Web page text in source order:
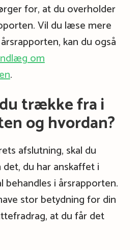
for, at du overholder
Vil du læse mere
kan du også
om
.
trække fra i
og hvordan?
afslutning, skal du
du har anskaffet i
behandles i årsrapporten.
stor betydning for din
at du får det